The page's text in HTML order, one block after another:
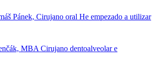
Pánek, Cirujano oral He empezado a utilizar
MBA Cirujano dentoalveolar e